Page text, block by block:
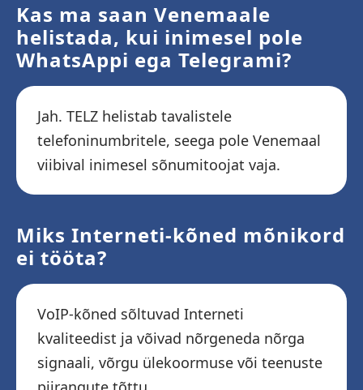
Kas ma saan Venemaale
helistada, kui inimesel pole
WhatsAppi ega Telegrami?
Jah. TELZ helistab tavalistele
telefoninumbritele, seega pole Venemaal
viibival inimesel sõnumitoojat vaja.
Miks Interneti-kõned mõnikord
ei tööta?
VoIP-kõned sõltuvad Interneti
kvaliteedist ja võivad nõrgeneda nõrga
signaali, võrgu ülekoormuse või teenuste